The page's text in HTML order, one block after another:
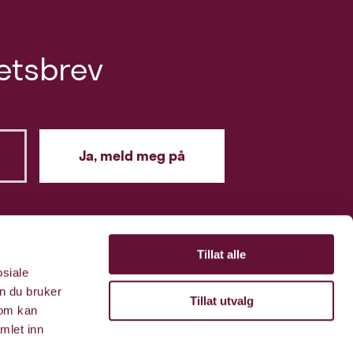
du bruker
kan
inn
Tillat alle
Tillat utvalg